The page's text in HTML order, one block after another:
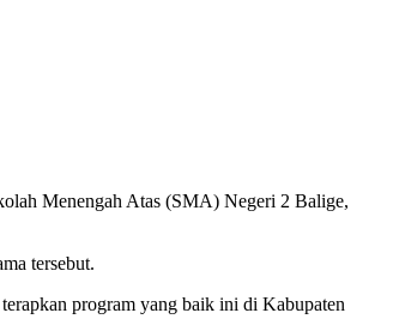
Menengah Atas (SMA) Negeri 2 Balige,
tersebut.
program yang baik ini di Kabupaten